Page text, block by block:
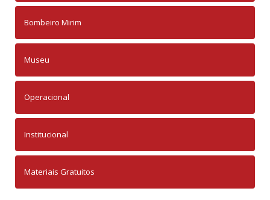
Bombeiro Mirim
Museu
Operacional
Institucional
Materiais Gratuitos